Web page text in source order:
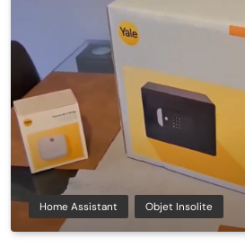
Home Assistant Objet Insolite